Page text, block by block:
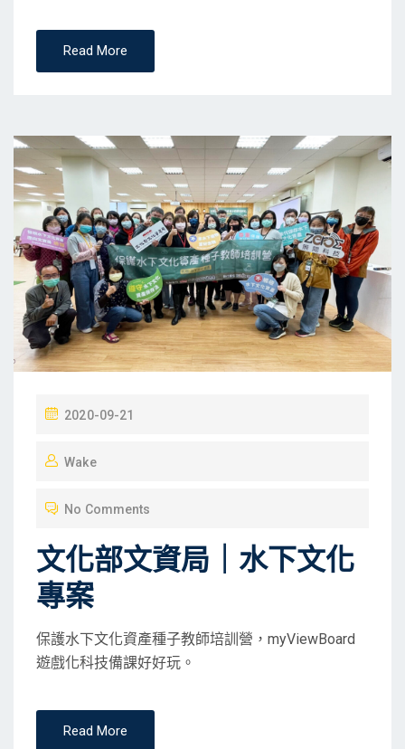
Read More
P
S
E
O
N
2020-09-21
Wake
No Comments
文化部文資局｜水下文化
專案
保護水下文化資產種子教師培訓營，myViewBoard
遊戲化科技備課好好玩。
Read More